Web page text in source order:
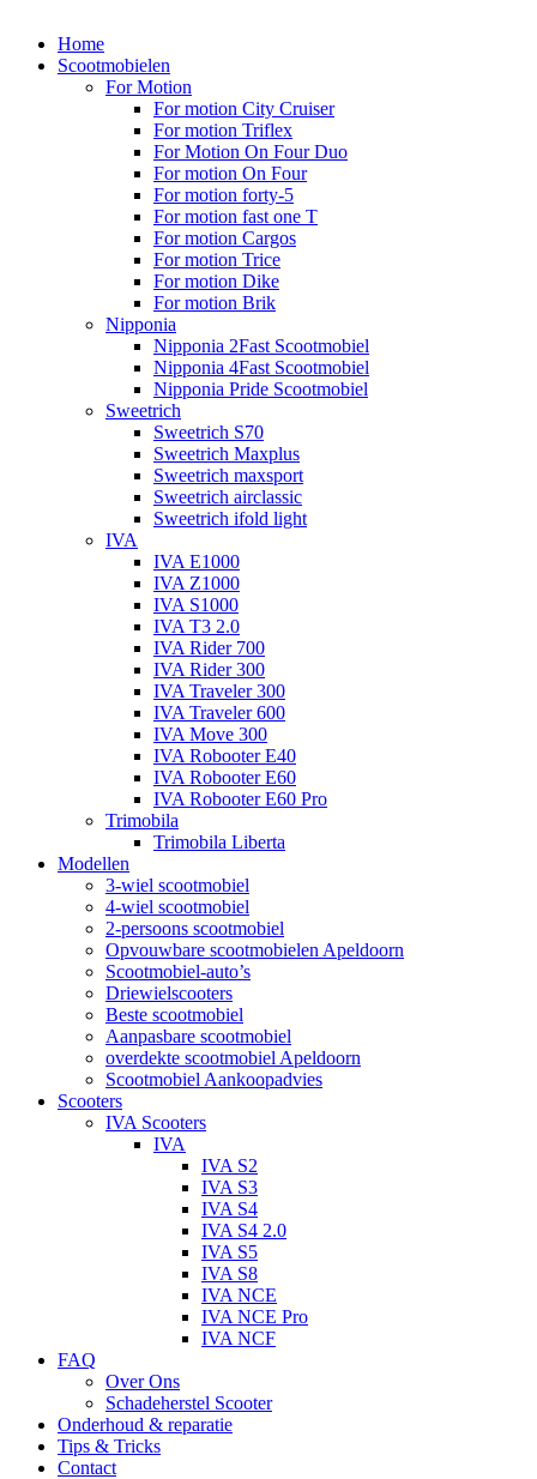
Home
Scootmobielen
For Motion
For motion City Cruiser
For motion Triflex
For Motion On Four Duo
For motion On Four
For motion forty-5
For motion fast one T
For motion Cargos
For motion Trice
For motion Dike
For motion Brik
Nipponia
Nipponia 2Fast Scootmobiel
Nipponia 4Fast Scootmobiel
Nipponia Pride Scootmobiel
Sweetrich
Sweetrich S70
Sweetrich Maxplus
Sweetrich maxsport
Sweetrich airclassic
Sweetrich ifold light
IVA
IVA E1000
IVA Z1000
IVA S1000
IVA T3 2.0
IVA Rider 700
IVA Rider 300
IVA Traveler 300
IVA Traveler 600
IVA Move 300
IVA Robooter E40
IVA Robooter E60
IVA Robooter E60 Pro
Trimobila
Trimobila Liberta
Modellen
3-wiel scootmobiel
4-wiel scootmobiel
2-persoons scootmobiel
Opvouwbare scootmobielen Apeldoorn
Scootmobiel-auto’s
Driewielscooters
Beste scootmobiel
Aanpasbare scootmobiel
overdekte scootmobiel Apeldoorn
Scootmobiel Aankoopadvies
Scooters
IVA Scooters
IVA
IVA S2
IVA S3
IVA S4
IVA S4 2.0
IVA S5
IVA S8
IVA NCE
IVA NCE Pro
IVA NCF
FAQ
Over Ons
Schadeherstel Scooter
Onderhoud & reparatie
Tips & Tricks
Contact